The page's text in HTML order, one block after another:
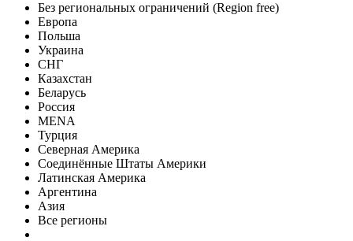
Без региональных ограничений (Region free)
Европа
Польша
Украина
СНГ
Казахстан
Беларусь
Россия
MENA
Турция
Северная Америка
Соединённые Штаты Америки
Латинская Америка
Аргентина
Азия
Все регионы